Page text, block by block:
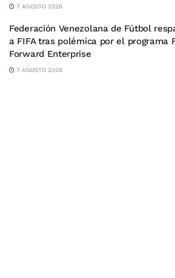
7 AGOSTO 2026
Federación Venezolana de Fútbol
a FIFA tras polémica por el programa
Forward Enterprise
7 AGOSTO 2026